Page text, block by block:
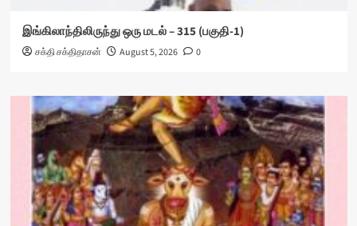
இங்கிலாந்திலிருந்து ஒரு மடல் – 315 (பகுதி-1)
சக்தி சக்திதாசன் August 5, 2026 0